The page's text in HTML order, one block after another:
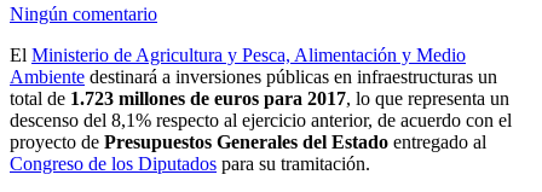
Ningún comentario
El Ministerio de Agricultura y Pesca, Alimentación y Medio
Ambiente destinará a inversiones públicas en infraestructuras un
total de 1.723 millones de euros para 2017, lo que representa un
descenso del 8,1% respecto al ejercicio anterior, de acuerdo con el
proyecto de Presupuestos Generales del Estado entregado al
Congreso de los Diputados para su tramitación.